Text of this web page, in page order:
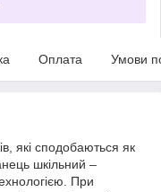
Оплата Умови
які сподобаються як
шкільний –
При